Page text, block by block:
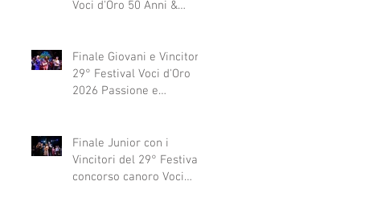
Voci d'Oro 50 Anni &
abbracciano"
Finale Giovani e Vincitori
29° Festival Voci d'Oro
2026 Passione e
Finale Junior con i
Vincitori del 29° Festival
concorso canoro Voci